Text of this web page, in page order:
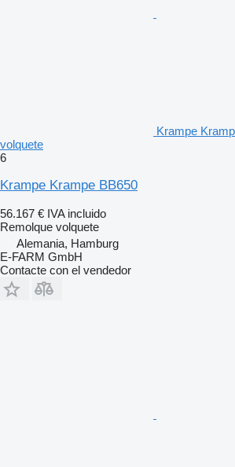
Krampe
volquete
6
Krampe Krampe BB650
56.167 € IVA incluido
Remolque volquete
Alemania, Hamburg
E-FARM GmbH
Contacte con el vendedor